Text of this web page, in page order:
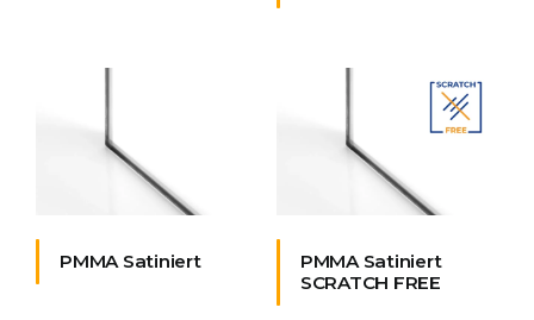
PMMA Satiniert
PMMA Satiniert
SCRATCH FREE